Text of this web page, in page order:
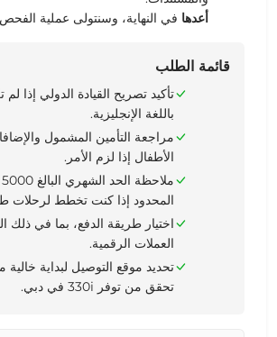
أعدها في النهاية، وسنتولى عملية
قائمة الطلب
تأكيد تصريح القيادة الدولي إذا
باللغة الإنجليزية.
مراجعة التأمين المشمول
الأطفال إذا لزم الأمر.
المحدود إذا كنت تخطط لرحلات
اختيار طريقة الدفع، بما في ذلك
العملات الرقمية.
تحديد موقع التوصيل لبداية
تحقق من توفر 330i في دبي.